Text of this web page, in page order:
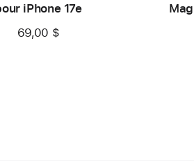
iPhone 17e
69,00 $